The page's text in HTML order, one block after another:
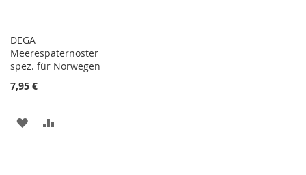
DEGA
Meerespaternoster
spez. für Norwegen
7,95 €
ZUR